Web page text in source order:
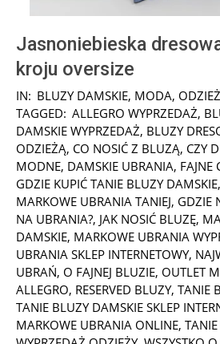
Jasnoniebieska
kroju oversize
2024-
08-
08
IN: BLUZY DAMSKIE, MODA,
TAGGED: ALLEGRO WYPRZEDAŻ,
DAMSKIE WYPRZEDAŻ, BLUZY
ODZIEŻĄ, CO NOSIĆ Z BLUZĄ, CZY
MODNE, DAMSKIE UBRANIA, FAJNE
GDZIE KUPIĆ TANIE BLUZY DAMSKIE,
MARKOWE UBRANIA TANIEJ, GDZIE
NA UBRANIA?, JAK NOSIĆ BLUZĘ,
DAMSKIE, MARKOWE UBRANIA
UBRANIA SKLEP INTERNETOWY,
UBRAŃ, O FAJNEJ BLUZIE, OUTLET
ALLEGRO, RESERVED BLUZY, TANIE
TANIE BLUZY DAMSKIE SKLEP
MARKOWE UBRANIA ONLINE,